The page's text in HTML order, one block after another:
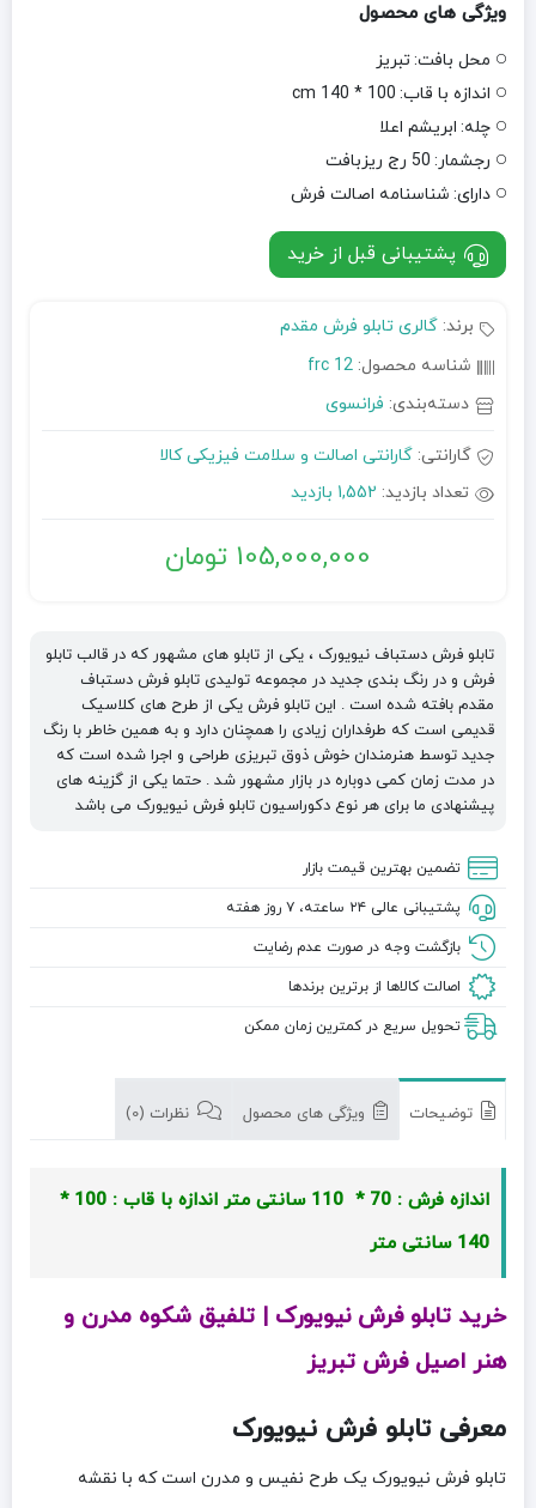
ویژگی های محصول
محل بافت:تبریز
اندازه با قاب: 100 * 140 cm
چله: ابریشم اعلا
رجشمار: 50 رج ریزبافت
دارای: شناسنامه اصالت فرش
پشتیبانی قبل از خرید
برند: گالری تابلو فرش مقدم
شناسه محصول: frc 12
دسته‌بندی: فرانسوی
گارانتی: گارانتی اصالت و سلامت فیزیکی کالا
تعداد بازدید: 1,552 بازدید
105,000,000 تومان
تابلو فرش دستباف نیویورک ، یکی از تابلو های مشهور که در قالب تابلو
فرش و در رنگ بندی جدید در مجموعه تولیدی تابلو فرش دستباف
مقدم بافته شده است . این تابلو فرش یکی از طرح های کلاسیک
قدیمی است که طرفداران زیادی را همچنان دارد و به همین خاطر با رنگ
جدید توسط هنرمندان خوش ذوق تبریزی طراحی و اجرا شده است که
در مدت زمان کمی دوباره در بازار مشهور شد . حتما یکی از گزینه های
پیشنهادی ما برای هر نوع دکوراسیون تابلو فرش نیویورک می باشد
تضمین بهترین قیمت بازار
پشتیبانی عالی ۲۴ ساعته، ۷ روز هفته
بازگشت وجه در صورت عدم رضایت
اصالت کالاها از برترین برندها
تحویل سریع در کمترین زمان ممکن
توضیحات ویژگی های محصول نظرات (0)
اندازه فرش : 70 * 110 سانتی متر
اندازه با قاب : 100 *
140 سانتی متر
خرید تابلو فرش نیویورک | تلفیق شکوه مدرن و
هنر اصیل فرش تبریز
معرفی تابلو فرش نیویورک
تابلو فرش نیویورک یک طرح نفیس و مدرن است که با نقشه